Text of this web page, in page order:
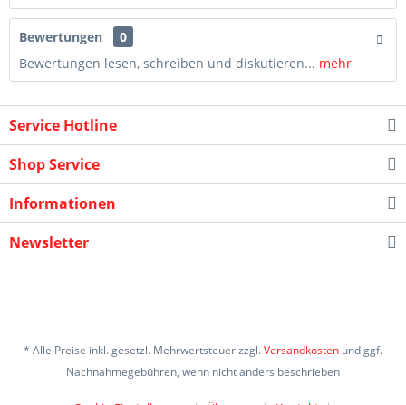
Bewertungen
0
Bewertungen lesen, schreiben und diskutieren... mehr
Service Hotline
Shop Service
Informationen
Newsletter
* Alle Preise inkl. gesetzl. Mehrwertsteuer zzgl.Versandkosten und ggf.
Nachnahmegebühren, wenn nicht anders beschrieben